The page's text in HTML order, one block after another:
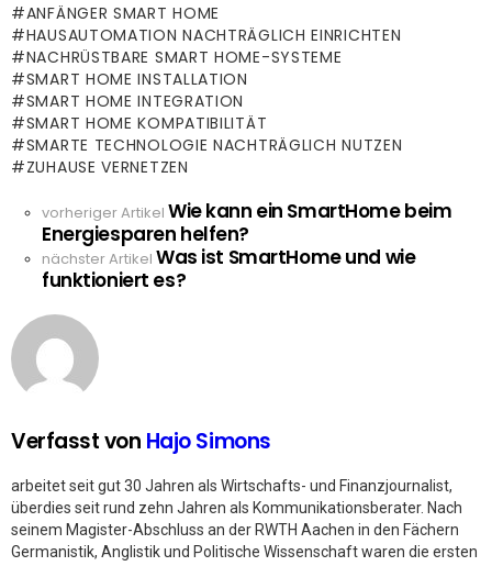
ANFÄNGER SMART HOME
HAUSAUTOMATION NACHTRÄGLICH EINRICHTEN
NACHRÜSTBARE SMART HOME-SYSTEME
SMART HOME INSTALLATION
SMART HOME INTEGRATION
SMART HOME KOMPATIBILITÄT
SMARTE TECHNOLOGIE NACHTRÄGLICH NUTZEN
ZUHAUSE VERNETZEN
See
more
vorheriger Artikel Wie kann ein SmartHome beim
Energiesparen helfen?
nächster Artikel Was ist SmartHome und wie
funktioniert es?
Verfasst von Hajo Simons
arbeitet seit gut 30 Jahren als Wirtschafts- und Finanzjournalist,
überdies seit rund zehn Jahren als Kommunikationsberater. Nach
seinem Magister-Abschluss an der RWTH Aachen in den Fächern
Germanistik, Anglistik und Politische Wissenschaft waren die ersten